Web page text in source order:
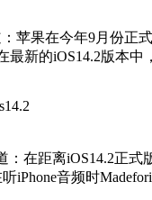
苹果在今年9月份正
最新的iOS14.2版本
：在距离iOS14.2正
iPhone音频时